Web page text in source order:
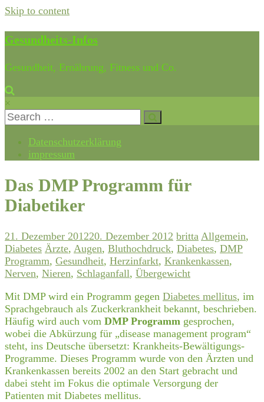
Skip to content
Gesundheits-Infos
Gesundheit, Ernährung, Fitness und Co.
×
Datenschutzerklärung
impressum
Das DMP Programm für
Diabetiker
21. Dezember 201220. Dezember 2012 britta Allgemein,
Diabetes Ärzte, Augen, Bluthochdruck, Diabetes, DMP
Programm, Gesundheit, Herzinfarkt, Krankenkassen,
Nerven, Nieren, Schlaganfall, Übergewicht
Mit DMP wird ein Programm gegen Diabetes mellitus, im
Sprachgebrauch als Zuckerkrankheit bekannt, beschrieben.
Häufig wird auch vom DMP Programm gesprochen,
wobei die Abkürzung für „disease management program“
steht, ins Deutsche übersetzt: Krankheits-Bewältigungs-
Programme. Dieses Programm wurde von den Ärzten und
Krankenkassen bereits 2002 an den Start gebracht und
dabei steht im Fokus die optimale Versorgung der
Patienten mit Diabetes mellitus.